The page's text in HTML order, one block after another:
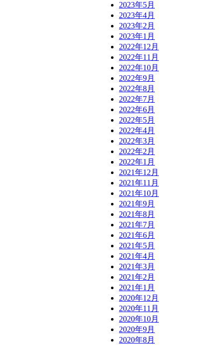
2023年5月
2023年4月
2023年2月
2023年1月
2022年12月
2022年11月
2022年10月
2022年9月
2022年8月
2022年7月
2022年6月
2022年5月
2022年4月
2022年3月
2022年2月
2022年1月
2021年12月
2021年11月
2021年10月
2021年9月
2021年8月
2021年7月
2021年6月
2021年5月
2021年4月
2021年3月
2021年2月
2021年1月
2020年12月
2020年11月
2020年10月
2020年9月
2020年8月